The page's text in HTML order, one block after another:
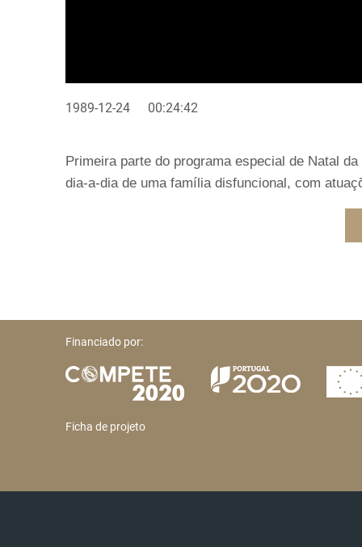
1989-12-24 00:24:42
Primeira parte do programa especial de Natal
dia-a-dia de uma família disfuncional, com
Financiado por:
Ficha de projeto